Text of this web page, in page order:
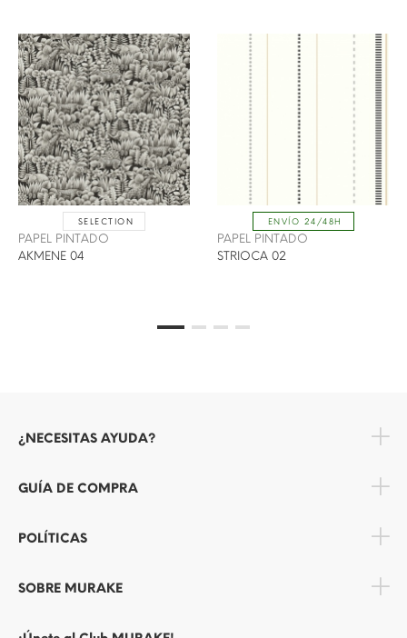
SELECTION
PAPEL PINTADO
AKMENE 04
ENVÍO 24/48H
PAPEL PINTADO
STRIOCA 02
¿NECESITAS AYUDA?
GUÍA DE COMPRA
POLÍTICAS
SOBRE MURAKE